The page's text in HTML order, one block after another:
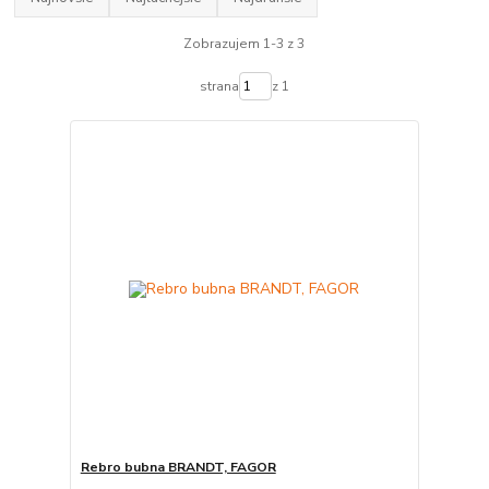
Zobrazujem 1-3 z 3
strana z 1
Rebro bubna BRANDT, FAGOR